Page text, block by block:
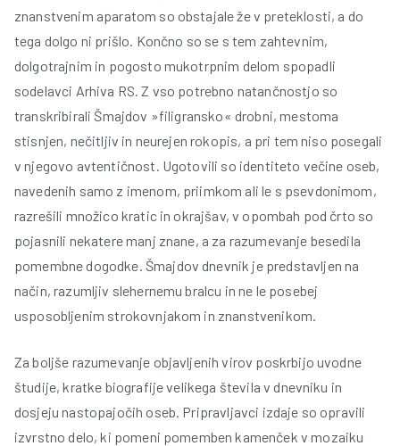
znanstvenim aparatom so obstajale že v preteklosti, a do
tega dolgo ni prišlo. Končno so se s tem zahtevnim,
dolgotrajnim in pogosto mukotrpnim delom spopadli
sodelavci Arhiva RS. Z vso potrebno natančnostjo so
transkribirali Šmajdov »filigransko« drobni, mestoma
stisnjen, nečitljiv in neurejen rokopis, a pri tem niso posegali
v njegovo avtentičnost. Ugotovili so identiteto večine oseb,
navedenih samo z imenom, priimkom ali le s psevdonimom,
razrešili množico kratic in okrajšav, v opombah pod črto so
pojasnili nekatere manj znane, a za razumevanje besedila
pomembne dogodke. Šmajdov dnevnik je predstavljen na
način, razumljiv slehernemu bralcu in ne le posebej
usposobljenim strokovnjakom in znanstvenikom.
Za boljše razumevanje objavljenih virov poskrbijo uvodne
študije, kratke biografije velikega števila v dnevniku in
dosjeju nastopajočih oseb. Pripravljavci izdaje so opravili
izvrstno delo, ki pomeni pomemben kamenček v mozaiku